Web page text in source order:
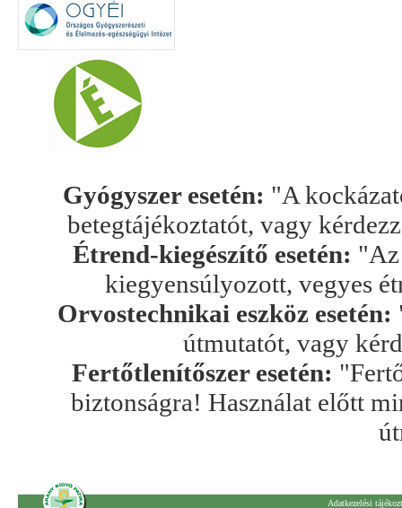
Gyógyszer esetén: "A
betegtájékoztatót, vagy
Étrend-kiegészítő esetén: "Az
kiegyensúlyozott, vegyes
Orvostechnikai eszköz esetén:
útmutatót, vagy
Fertőtlenítőszer esetén:
biztonságra! Használat előtt
Adatkezelési